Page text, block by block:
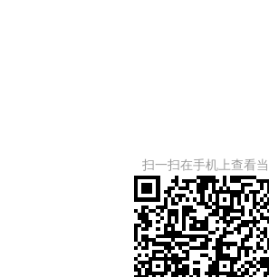
扫一扫在手机上查看